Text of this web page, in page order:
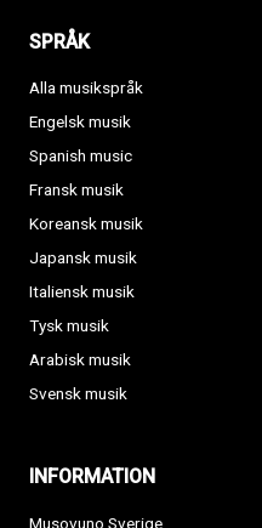
SPRÅK
Alla musikspråk
Engelsk musik
Spanish music
Fransk musik
Koreansk musik
Japansk musik
Italiensk musik
Tysk musik
Arabisk musik
Svensk musik
INFORMATION
Musovuno Sverige